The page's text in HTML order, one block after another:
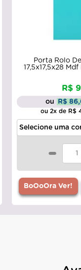
Porta Rolo
17,5x17,5x28
R$
ou R$
ou 2x de R$
-
BoOoOra Ver!